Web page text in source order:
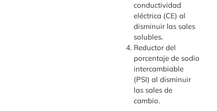
conductividad
eléctrica (CE) al
disminuir las sales
solubles.
Reductor del
porcentaje de sodio
intercambiable
(PSI) al disminuir
las sales de
cambio.